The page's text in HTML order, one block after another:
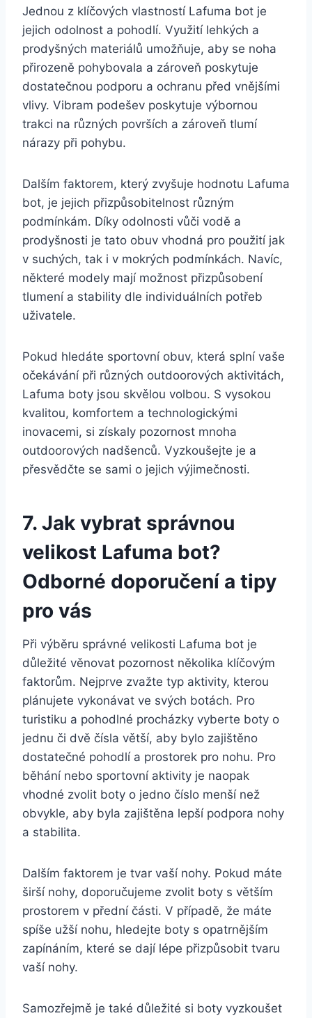
Jednou⁣ z klíčových vlastností ​Lafuma bot je
jejich odolnost a ⁤pohodlí. Využití lehkých a
prodyšných materiálů umožňuje, aby se noha​
přirozeně pohybovala ​a zároveň poskytuje
dostatečnou podporu a ochranu před vnějšími
vlivy. Vibram podešev poskytuje výbornou⁢
trakci na různých površích a⁢ zároveň tlumí
nárazy při pohybu.
Dalším faktorem, který zvyšuje hodnotu ‌Lafuma
​bot,⁤ je jejich přizpůsobitelnost různým
⁢podmínkám. ​Díky ⁢odolnosti‌ vůči vodě​ a⁤
prodyšnosti je tato ‍obuv vhodná pro použití jak
v suchých, tak i v mokrých podmínkách. ⁤Navíc,
některé modely ‍mají možnost přizpůsobení
tlumení a stability dle ​individuálních potřeb
uživatele.
Pokud hledáte sportovní ⁣obuv, která splní vaše
očekávání při různých outdoorových​ aktivitách,
Lafuma boty jsou ⁣skvělou volbou. S vysokou
kvalitou, komfortem a technologickými
inovacemi, si získaly ‌pozornost mnoha
⁣outdoorových nadšenců. Vyzkoušejte je a
přesvědčte se sami o​ jejich výjimečnosti.
7. Jak vybrat správnou
velikost Lafuma bot?
Odborné doporučení a tipy
pro vás
Při výběru správné velikosti Lafuma bot je
důležité věnovat pozornost několika klíčovým
faktorům. Nejprve zvažte typ aktivity, kterou
plánujete ‍vykonávat⁢ ve svých ⁤botách.‌ Pro
turistiku‌ a ‍pohodlné procházky vyberte boty o
jednu ​či dvě čísla větší, aby bylo zajištěno
dostatečné pohodlí a prostorek pro nohu. Pro
běhání nebo sportovní aktivity‍ je naopak
vhodné zvolit boty o jedno číslo menší než
obvykle, aby byla zajištěna lepší podpora nohy
a stabilita.
Dalším faktorem je tvar vaší nohy.⁣ Pokud máte⁤
širší nohy,‍ doporučujeme zvolit boty​ s větším
prostorem v přední části. V případě, že máte
spíše užší nohu, hledejte boty s opatrnějším⁤
zapínáním, které se dají lépe přizpůsobit tvaru
⁤vaší​ nohy.
Samozřejmě je také důležité si boty vyzkoušet